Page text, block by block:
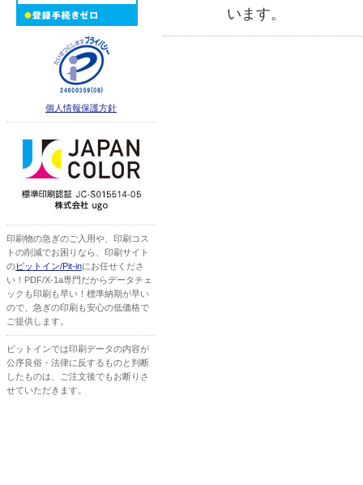
個人情報保護方針
印刷物の急ぎのご入用や、印刷コス
トの削減でお困りなら、印刷サイト
のピットイン/Pit-inにお任せくださ
い！PDF/X-1a専門だからデータチェ
ックも印刷も早い！標準納期が早い
ので、急ぎの印刷も安心の低価格で
ご提供します。
ピットインでは印刷データの内容が
公序良俗・法律に反するものと判断
したものは、ご注文後でもお断りさ
せていただきます。
います。